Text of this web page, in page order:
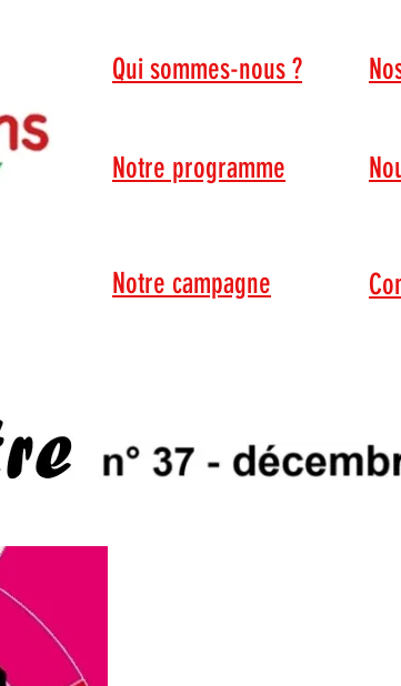
Qui sommes-nous ?
Notre programme
Notre campagne